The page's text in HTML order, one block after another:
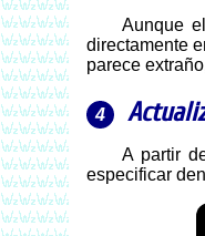
Aunque el mecanismo no es 100% efectivo, su mayor deficiencia está en el caso que el servidor DHCP se encuentre conectado
directamente
parece
A partir
especificar